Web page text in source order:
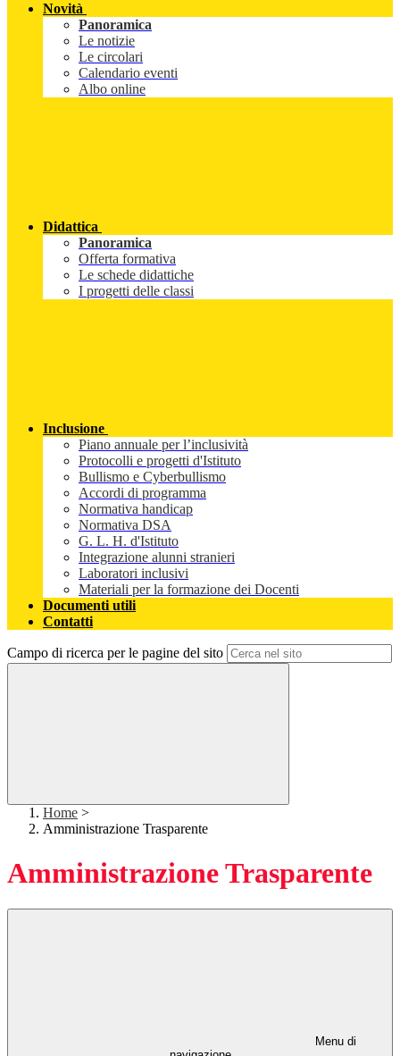
Novità
Panoramica
Le notizie
Le circolari
Calendario eventi
Albo online
Didattica
Panoramica
Offerta formativa
Le schede didattiche
I progetti delle classi
Inclusione
Piano annuale per l’inclusività
Protocolli e progetti d'Istituto
Bullismo e Cyberbullismo
Accordi di programma
Normativa handicap
Normativa DSA
G. L. H. d'Istituto
Integrazione alunni stranieri
Laboratori inclusivi
Materiali per la formazione dei Docenti
Documenti utili
Contatti
Campo di ricerca per le pagine del sito
Home >
Amministrazione Trasparente
Amministrazione Trasparente
Menu di